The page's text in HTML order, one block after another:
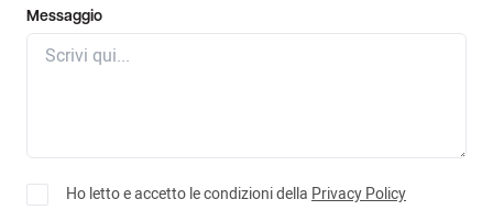
Messaggio
Ho letto e accetto le condizioni della Privacy Policy